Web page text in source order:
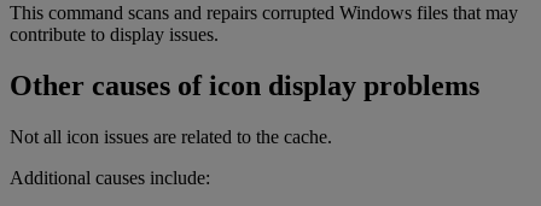
This command scans and repairs corrupted Windows files that may
contribute to display issues.
Other causes of icon display problems
Not all icon issues are related to the cache.
Additional causes include: